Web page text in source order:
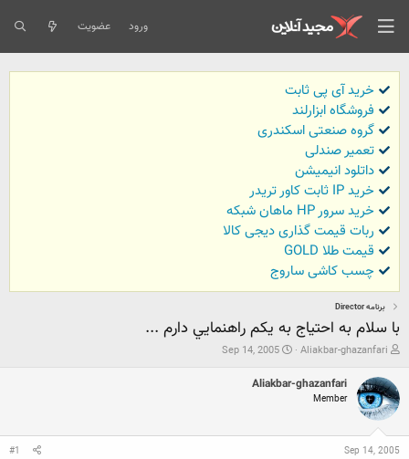
ورود عضویت
خرید آی پی ثابت
فروشگاه ابزارلند
گروه صنعتی اسکندری
تعمیر صندلی
داتلود انیمیشن
خرید IP ثابت کاور تریدر
خرید سرور HP ماهان شبکه
ربات قیمت گذاری دیجی کالا
قیمت طلا GOLD
چسب کاشی ساروج
برنامه Director
با سلام به احتياج به يكم راهنمايي دارم ...
ش
و
ع
ک
ن
ن
د
Aliakbar-ghazanfari
ت
ر
ی
ر
Sep 14, 2005
Aliakbar-ghazanfari
Member
Sep 14, 2005
#1